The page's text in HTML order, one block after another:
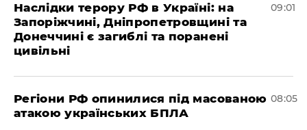
Наслідки терору РФ в Україні: на
Запоріжчині, Дніпропетровщині та
Донеччині є загиблі та поранені
цивільні
09:01
Регіони РФ опинилися під масованою
атакою українських БПЛА
08:05